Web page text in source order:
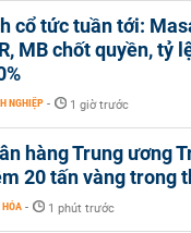
cổ tức tuần tới:
MB chốt quyền, tỷ
NGHIỆP - 1 giờ trước
hàng Trung ương
20 tấn vàng trong
HÓA - 1 phút trước